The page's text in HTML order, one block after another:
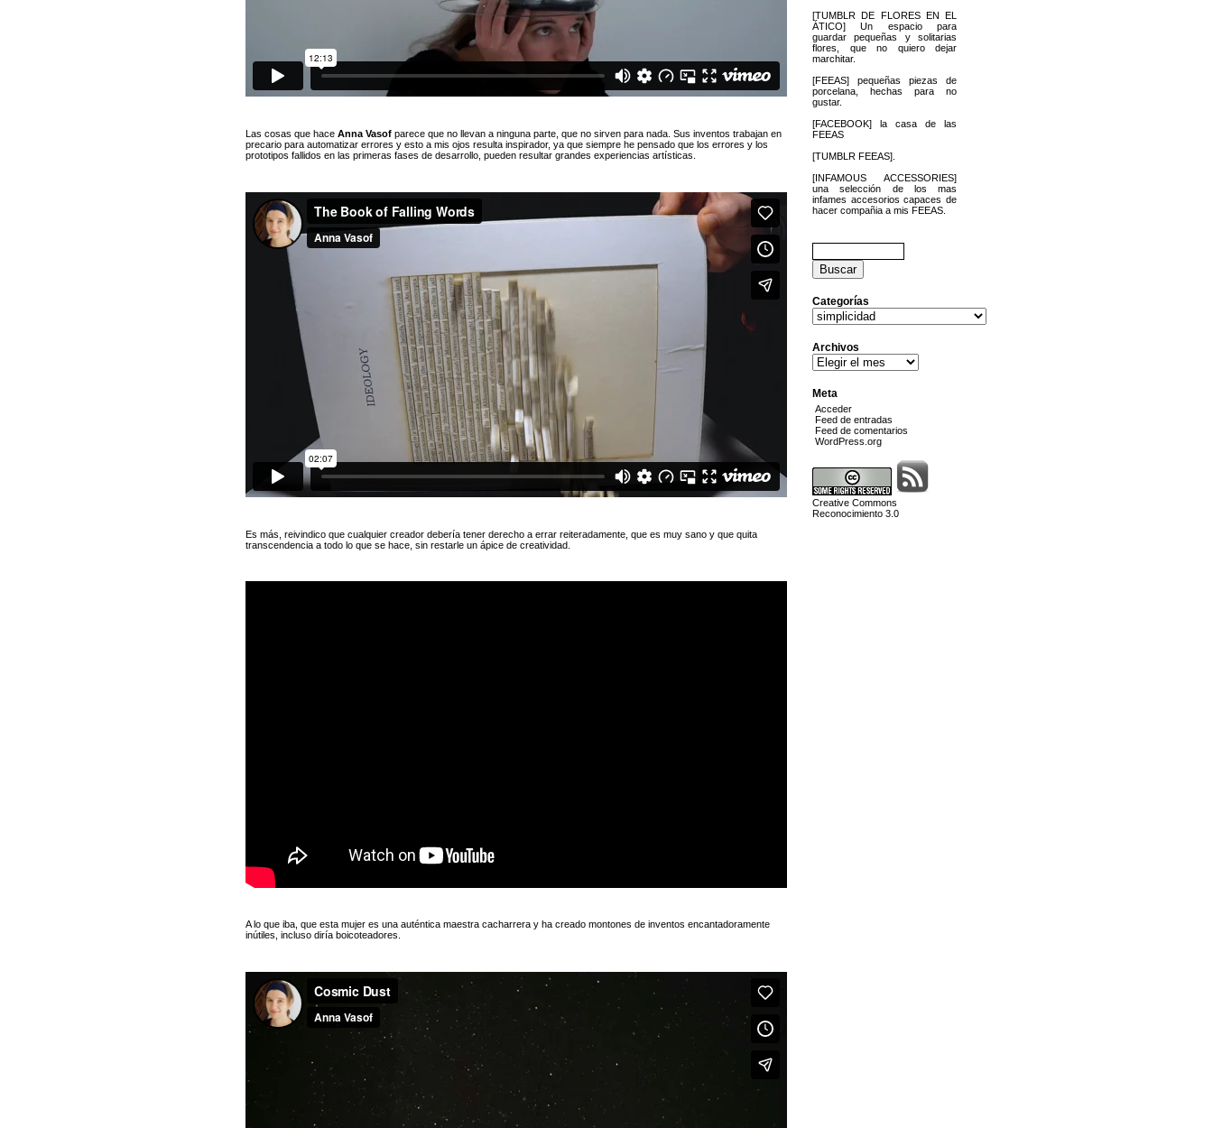
Las cosas que hace Anna Vasof parece que no llevan a ninguna parte, que no sirven para nada. Sus inventos trabajan en
precario para automatizar errores y esto a mis ojos resulta inspirador, ya que siempre he pensado que los errores y los
prototipos fallidos en las primeras fases de desarrollo, pueden resultar grandes experiencias artísticas.
Es más, reivindico que cualquier creador debería tener derecho a errar reiteradamente, que es muy sano y que quita
transcendencia a todo lo que se hace, sin restarle un ápice de creatividad.
A lo que iba, que esta mujer es una auténtica maestra cacharrera y ha creado montones de inventos encantadoramente
inútiles, incluso diría boicoteadores.
[TUMBLR DE FLORES EN EL
ÁTICO] Un espacio para
guardar pequeñas y solitarias
flores, que no quiero dejar
marchitar.
[FEEAS] pequeñas piezas de
porcelana, hechas para no
gustar.
[FACEBOOK] la casa de las
FEEAS
[TUMBLR FEEAS].
[INFAMOUS ACCESSORIES]
una selección de los mas
infames accesorios capaces de
hacer compañia a mis FEEAS.
Buscar:
Categorías
Categorías
Archivos
Archivos
Meta
Acceder
Feed de entradas
Feed de comentarios
WordPress.org
Creative Commons
Reconocimiento 3.0